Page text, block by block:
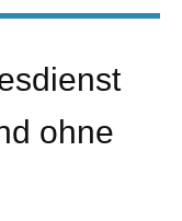
ohne